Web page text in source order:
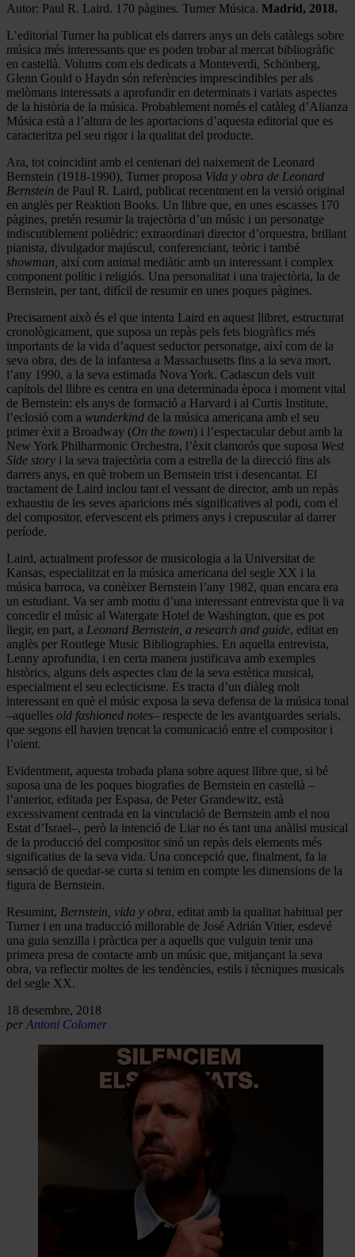
Autor: Paul R. Laird. 170 pàgines. Turner Música. Madrid, 2018.
L’editorial Turner ha publicat els darrers anys un dels catàlegs sobre
música més interessants que es poden trobar al mercat bibliogràfic
en castellà. Volums com els dedicats a Monteverdi, Schönberg,
Glenn Gould o Haydn són referències imprescindibles per als
melòmans interessats a aprofundir en determinats i variats aspectes
de la història de la música. Probablement només el catàleg d’Alianza
Música està a l’altura de les aportacions d’aquesta editorial que es
caracteritza pel seu rigor i la qualitat del producte.
Ara, tot coincidint amb el centenari del naixement de Leonard
Bernstein (1918-1990), Turner proposa Vida y obra de Leonard
Bernstein de Paul R. Laird, publicat recentment en la versió original
en anglès per Reaktion Books. Un llibre que, en unes escasses 170
pàgines, pretén resumir la trajectòria d’un músic i un personatge
indiscutiblement polièdric: extraordinari director d’orquestra, brillant
pianista, divulgador majúscul, conferenciant, teòric i també
showman, així com animal mediàtic amb un interessant i complex
component polític i religiós. Una personalitat i una trajectòria, la de
Bernstein, per tant, difícil de resumir en unes poques pàgines.
Precisament això és el que intenta Laird en aquest llibret, estructurat
cronològicament, que suposa un repàs pels fets biogràfics més
importants de la vida d’aquest seductor personatge, així com de la
seva obra, des de la infantesa a Massachusetts fins a la seva mort,
l’any 1990, a la seva estimada Nova York. Cadascun dels vuit
capítols del llibre es centra en una determinada època i moment vital
de Bernstein: els anys de formació a Harvard i al Curtis Institute,
l’eclosió com a wunderkind de la música americana amb el seu
primer èxit a Broadway (On the town) i l’espectacular debut amb la
New York Philharmonic Orchestra, l’èxit clamorós que suposa West
Side story i la seva trajectòria com a estrella de la direcció fins als
darrers anys, en què trobem un Bernstein trist i desencantat. El
tractament de Laird inclou tant el vessant de director, amb un repàs
exhaustiu de les seves aparicions més significatives al podi, com el
del compositor, efervescent els primers anys i crepuscular al darrer
període.
Laird, actualment professor de musicologia a la Universitat de
Kansas, especialitzat en la música americana del segle XX i la
música barroca, va conèixer Bernstein l’any 1982, quan encara era
un estudiant. Va ser amb motiu d’una interessant entrevista que li va
concedir el músic al Watergate Hotel de Washington, que es pot
llegir, en part, a Leonard Bernstein, a research and guide, editat en
anglès per Routlege Music Bibliographies. En aquella entrevista,
Lenny aprofundia, i en certa manera justificava amb exemples
històrics, alguns dels aspectes clau de la seva estètica musical,
especialment el seu eclecticisme. Es tracta d’un diàleg molt
interessant en què el músic exposa la seva defensa de la música tonal
–aquelles old fashioned notes– respecte de les avantguardes serials,
que segons ell havien trencat la comunicació entre el compositor i
l’oient.
Evidentment, aquesta trobada plana sobre aquest llibre que, si bé
suposa una de les poques biografies de Bernstein en castellà –
l’anterior, editada per Espasa, de Peter Grandewitz, està
excessivament centrada en la vinculació de Bernstein amb el nou
Estat d’Israel–, però la intenció de Liar no és tant una anàlisi musical
de la producció del compositor sinó un repàs dels elements més
significatius de la seva vida. Una concepció que, finalment, fa la
sensació de quedar-se curta si tenim en compte les dimensions de la
figura de Bernstein.
Resumint, Bernstein, vida y obra, editat amb la qualitat habitual per
Turner i en una traducció millorable de José Adrián Vitier, esdevé
una guia senzilla i pràctica per a aquells que vulguin tenir una
primera presa de contacte amb un músic que, mitjançant la seva
obra, va reflectir moltes de les tendències, estils i tècniques musicals
del segle XX.
18 desembre, 2018
per Antoni Colomer